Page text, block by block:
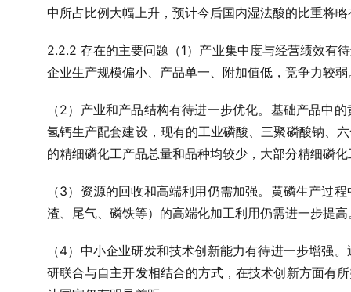
中所占比例大幅上升，预计今后国内湿法酸的比重将略
2.2.2 存在的主要问题 （1）产业集中度与经营绩效有
企业生产规模偏小、产品单一、附加值低，竞争力较弱
（2）产业和产品结构有待进一步优化。基础产品中
氢钙生产配套建设，现有的工业磷酸、三聚磷酸钠、
的精细磷化工产品总量和品种均较少，大部分精细磷
（3）资源的回收和高端利用仍需加强。黄磷生产过
渣、尾气、磷铁等）的高端化加工利用仍需进一步提高
（4）中小企业研发和技术创新能力有待进一步增强
研联合与自主开发相结合的方式，在技术创新方面有